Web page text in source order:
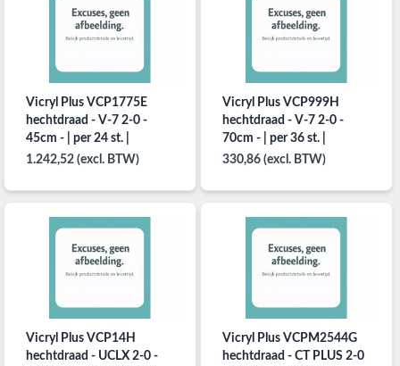
Vicryl Plus VCP1775E
hechtdraad - V-7 2-0 -
45cm - | per 24 st. |
1.242,52 (excl. BTW)
Vicryl Plus VCP999H
hechtdraad - V-7 2-0 -
70cm - | per 36 st. |
330,86 (excl. BTW)
Vicryl Plus VCP14H
hechtdraad - UCLX 2-0 -
Vicryl Plus VCPM2544G
hechtdraad - CT PLUS 2-0